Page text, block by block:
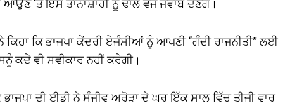
‘ਤੇ ਇਸ ਤਾਨਾਸ਼ਾਹੀ ਨੂੰ ਢਾਲ ਵਜੋਂ ਜਵਾਬ ਦੇਣਗੇ।
ਕਿ ਭਾਜਪਾ ਕੇਂਦਰੀ ਏਜੰਸੀਆਂ ਨੂੰ ਆਪਣੀ “ਗੰਦੀ ਰਾਜਨੀਤੀ” ਲਈ
ਕਦੇ ਵੀ ਸਵੀਕਾਰ ਨਹੀਂ ਕਰੇਗੀ।
ਭਾਜਪਾ ਦੀ ਈਡੀ ਨੇ ਸੰਜੀਵ ਅਰੋੜਾ ਦੇ ਘਰ ਇੱਕ ਸਾਲ ਵਿੱਚ ਤੀਜੀ ਵਾਰ